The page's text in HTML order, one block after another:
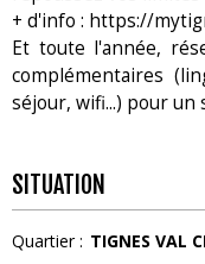
+ d'info : https://
Et toute l'année,
complémentaires
séjour, wifi...) pour un
SITUATION
Quartier : TIGNES VAL